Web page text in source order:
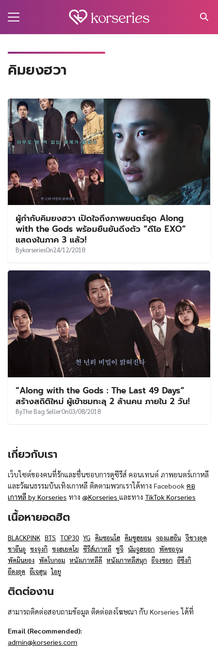
คิมยงฮวา
ผู้กำกับคิมยงฮวา เปิดใจถึงภาพยนตร์ชุด Along
with the Gods พร้อมยืนยันดึงตัว “ดีโอ EXO”
แสดงในภาค 3 แล้ว!
BykorseriesOn24/12/2018
“Along with the Gods : The Last 49 Days”
สร้างสถิติใหม่ ผู้เข้าชมทะลุ 2 ล้านคน ภายใน 2 วัน!
ByThe Bag SellerOn03/08/2018
เกี่ยวกับเรา
เว็บไซต์ของคนที่รักและชื่นชอบการดูซีรีส์ คอนเทนต์ ภาพยนตร์เกาหลี
และวัฒนธรรมบันเทิงเกาหลี ติดตามพวกเราได้ทาง Facebook คอ
เกาหลี by Korseries ทาง @Korseries และทาง TikTok Korseries
เนื้อหายอดฮิต
BLACKPINK BTS TOP30 YG คิมซอนโฮ คิมซูฮยอน จองแฮอิน จีชางอุค
ชาอึนอู ซงจุงกิ ซงฮเยคโย ซีรีส์เกาหลี ซูจี นัมจูฮยอก พัคซอจุน
พัคมินยอง พัคโบกอม หนังเกาหลีดี หนังเกาหลีสนุก อีจงซอก อีซึงกิ
อีดงอุค อีเจฮุน ไอยู
ติดต่องาน
สามารถติดต่อสอบถามข้อมูล ติดต่อลงโฆษณา กับ Korseries ได้ที่
Email (Recommended):
admin@korseries.com